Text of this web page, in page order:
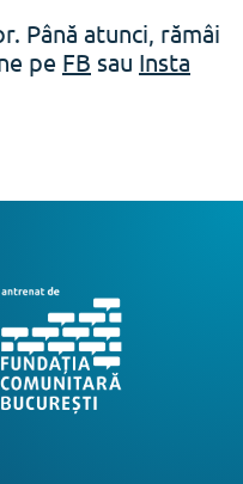
Până atunci, rămâi
pe FB sau Insta